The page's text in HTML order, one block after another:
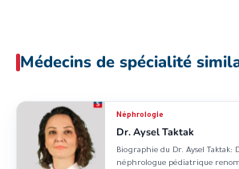
Médecins de spécialité
Néphrologie
Dr. Aysel Taktak
Biographie du Dr. Aysel Taktak:
néphrologue pédiatrique